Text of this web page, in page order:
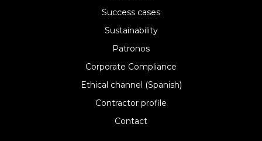
Success cases
Sustainability
Patronos
Corporate Compliance
Ethical channel (Spanish)
Contractor profile
Contact